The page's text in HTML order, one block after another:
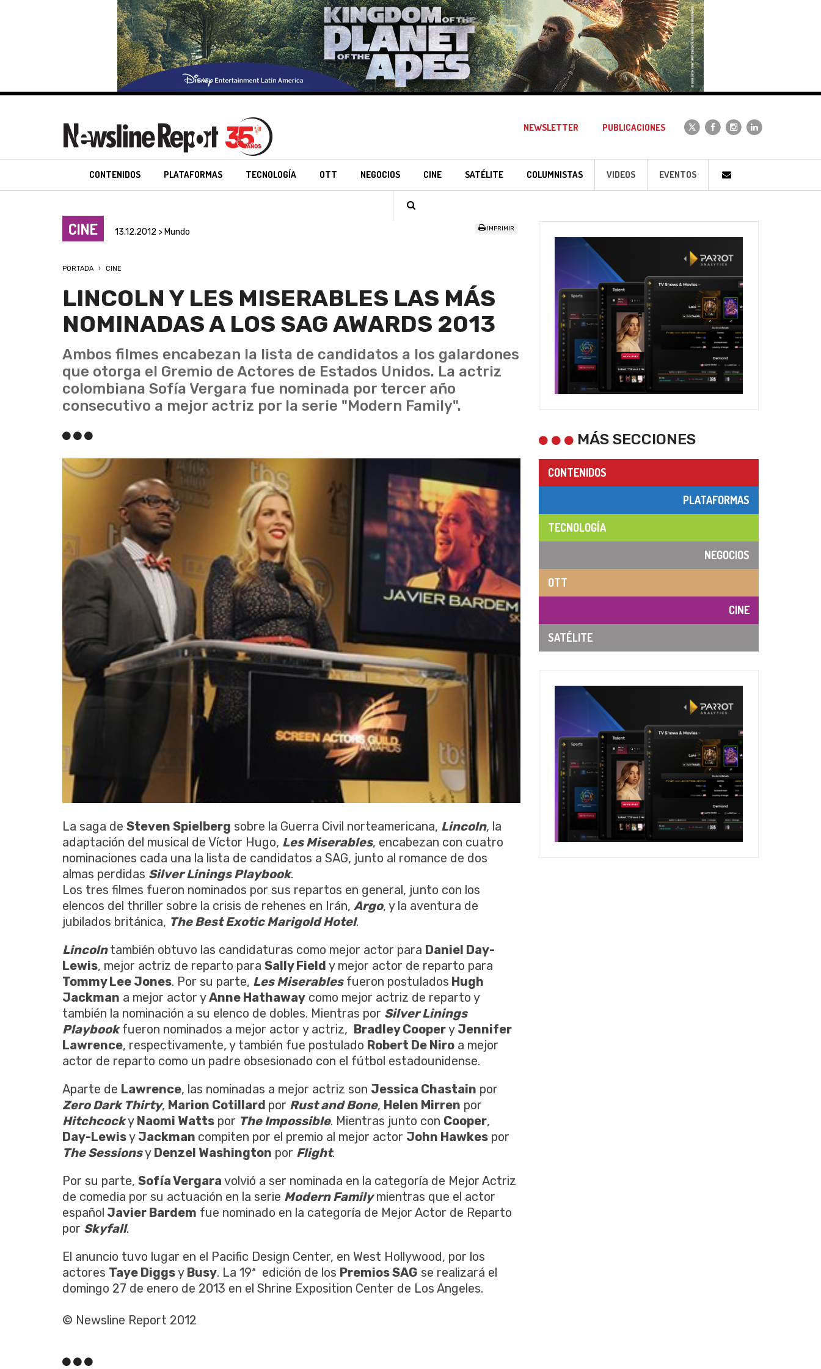
NEWSLETTER PUBLICACIONES
CONTENIDOS PLATAFORMAS TECNOLOGÍA OTT NEGOCIOS CINE SATÉLITE COLUMNISTAS VIDEOS EVENTOS
CINE 13.12.2012 > Mundo IMPRIMIR
PORTADA CINE
LINCOLN Y LES MISERABLES LAS MÁS
NOMINADAS A LOS SAG AWARDS 2013
Ambos filmes encabezan la lista de candidatos a los galardones
que otorga el Gremio de Actores de Estados Unidos. La actriz
colombiana Sofía Vergara fue nominada por tercer año
consecutivo a mejor actriz por la serie "Modern Family".
La saga de Steven Spielberg sobre la Guerra Civil norteamericana, Lincoln, la
adaptación del musical de Víctor Hugo, Les Miserables, encabezan con cuatro
nominaciones cada una la lista de candidatos a SAG, junto al romance de dos
almas perdidas Silver Linings Playbook.
Los tres filmes fueron nominados por sus repartos en general, junto con los
elencos del thriller sobre la crisis de rehenes en Irán, Argo, y la aventura de
jubilados británica, The Best Exotic Marigold Hotel.
Lincolntambién obtuvo las candidaturas como mejor actor para Daniel Day-
Lewis, mejor actriz de reparto para Sally Field y mejor actor de reparto para
Tommy Lee Jones. Por su parte, Les Miserablesfueron postulados Hugh
Jackman a mejor actor yAnne Hathaway como mejor actriz de reparto y
también la nominación a su elenco de dobles. Mientras por Silver Linings
Playbookfueron nominados a mejor actor y actriz, Bradley Coopery Jennifer
Lawrence, respectivamente, y también fue postulado Robert De Niro a mejor
actor de reparto como un padre obsesionado con el fútbol estadounidense.
Aparte de Lawrence, las nominadas a mejor actriz son Jessica Chastain por
Zero Dark Thirty, Marion Cotillard por Rust and Bone, Helen Mirren por
Hitchcocky Naomi Watts por The Impossible. Mientras junto con Cooper,
Day-Lewisy Jackman compiten por el premio al mejor actor John Hawkes por
The Sessionsy Denzel Washington por Flight.
Por su parte, Sofía Vergara volvió a ser nominada en la categoría de Mejor Actriz
de comedia por su actuación en la serie Modern Familymientras que el actor
español Javier Bardem fue nominado en la categoría de Mejor Actor de Reparto
por Skyfall.
El anuncio tuvo lugar en el Pacific Design Center, en West Hollywood, por los
actores Taye Diggsy Busy. La 19ª edición de los Premios SAG se realizará el
domingo 27 de enero de 2013 en el Shrine Exposition Center de Los Angeles.
© Newsline Report 2012
MÁS SECCIONES
CONTENIDOS
PLATAFORMAS
TECNOLOGÍA
NEGOCIOS
OTT
CINE
SATÉLITE